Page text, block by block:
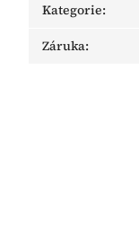
Kategorie:
Záruka: